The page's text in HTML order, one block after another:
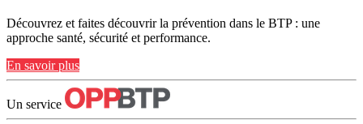
Découvrez et faites découvrir la prévention dans le BTP : une
approche santé, sécurité et performance.
En savoir plus
Un service